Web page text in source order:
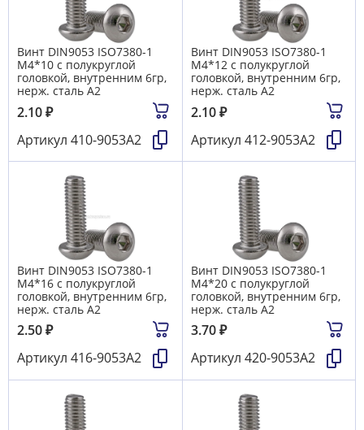
Винт DIN9053 ISO7380-1
М4*10 с полукруглой
головкой, внутренним 6гр,
нерж. сталь A2
2.10₽
Артикул 410-9053А2
Винт DIN9053 ISO7380-1
М4*12 с полукруглой
головкой, внутренним 6гр,
нерж. сталь A2
2.10₽
Артикул 412-9053А2
Винт DIN9053 ISO7380-1
М4*16 с полукруглой
головкой, внутренним 6гр,
нерж. сталь A2
2.50₽
Артикул 416-9053А2
Винт DIN9053 ISO7380-1
М4*20 с полукруглой
головкой, внутренним 6гр,
нерж. сталь A2
3.70₽
Артикул 420-9053А2